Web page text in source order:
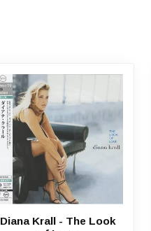
Diana Krall - The Look